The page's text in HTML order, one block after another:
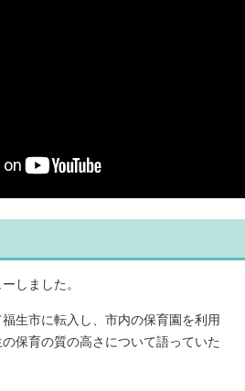
しました。
生市に転入し、市内の保育園を利用
保育の質の高さについて語っていた